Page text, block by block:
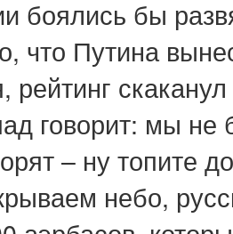
боялись бы
что Путина
рейтинг
говорит: мы не
– ну топите
небо,